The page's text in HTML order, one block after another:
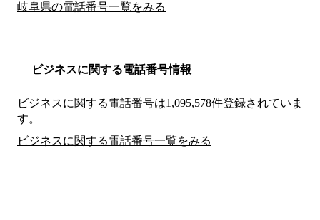
岐阜県の電話番号一覧をみる
ビジネスに関する電話番号情報
ビジネスに関する電話番号は1,095,578件登録されていま
す。
ビジネスに関する電話番号一覧をみる